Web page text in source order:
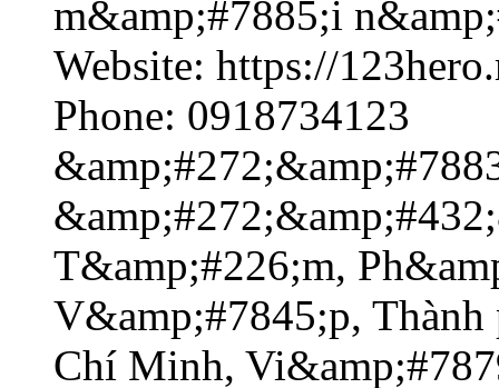
m&amp;#7885;i
Website: https://
Phone: 0918734123
T&amp;#226;m,
V&amp;#7845;p,
Chí Minh,